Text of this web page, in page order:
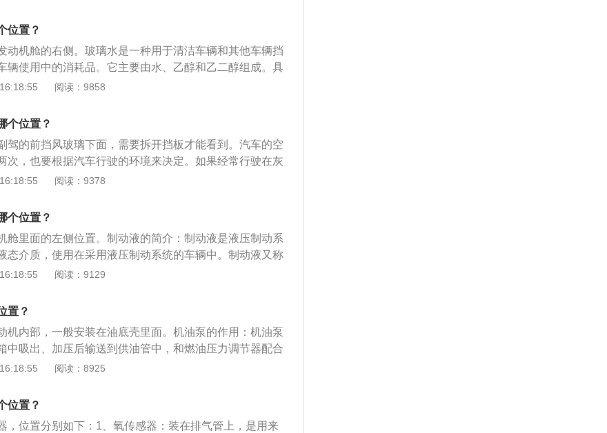
合变速箱（以上数据来源于有驾官网）。以下是刹车油的
动液。制动液有三种类型。在选购时要选择可靠的厂家，
的制动工作压力一般为2兆帕，还有一些刹车油的制动工
帕。所有液体都有不可压缩特性，在密封的容器中或充满
受到压力时，便会很快地、均匀地把压力传导液体的各个
使用在采用液压制动系统的车辆中。制动液又称刹车油或
BrakeFluid，是制动系统制动不可缺少的部分，而在制动
个力传递的介质，因为液体是不能被压缩的，所以从总泵
位置？
动机舱的右侧。玻璃水是一种用于清洁车辆和其他车辆挡
辆使用中的消耗品。它主要由水、乙醇和乙二醇组成。具
能。以宝来202111.5L手动舒适型直连版为例：它是一种
463mm、1815mm和1462mm，轴距为2688毫米。最小离
胎压监测功能、安全带故障提醒、ABS防抱死、制动力分
阅读：9858
个位置？
驾的前挡风玻璃下面，需要拆开挡板才能看到。汽车的空
次，也要根据汽车行驶的环境来决定。如果经常行驶在灰
滤芯的更换频率就会增加。不建议车主自行清洗空调滤
宽高分别为4523mm、1775mm、1467mm，轴距为2610
阅读：9378
个位置？
舱里面的左侧位置。制动液的简介：制动液是液压制动系
态介质，使用在采用液压制动系统的车辆中。制动液又称
英文名为BrakeFluid，是制动系统制动不可缺少的部分。
出的压力会通过制动液直接传递至分泵之中。尽可能购买
制动液的生产厂家的产品，确保质量可靠，性能稳定。
阅读：9129
置？
机内部，一般安装在油底壳里面。机油泵的作用：机油泵
中吸出、加压后输送到供油管中，和燃油压力调节器配合
机油泵简介：机油泵是汽车配件行业的专业术语。是电喷
机停止而点火开关仍处于ON时，HFM-SFI控制模块关闭
意外点火。
阅读：8925
位置？
，位置分别如下：1、氧传感器：装在排气管上，是用来